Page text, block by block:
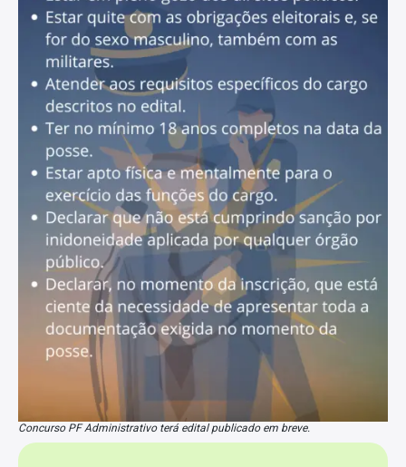
Concurso PF Administrativo terá edital publicado em breve.